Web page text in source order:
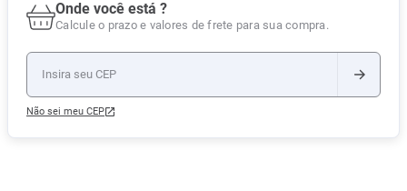
Onde você está ?
Calcule o prazo e valores de frete para sua compra.
Não sei meu CEP